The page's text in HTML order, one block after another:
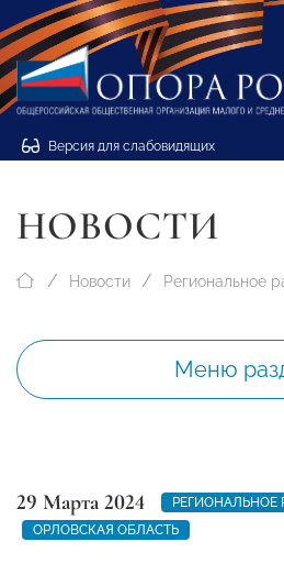
Версия для слабовидящих
НОВОСТИ
Новости Региональное
Меню
29 Марта 2024
РЕГИОНАЛЬНОЕ
ОРЛОВСКАЯ ОБЛАСТЬ